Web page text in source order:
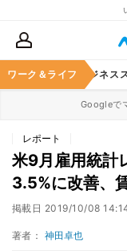
ワーク＆ライフ
キャリア ビジネス
Googleで
レポート
米9月雇用統計
3.5%に改善、
掲載日 2019/10/08
著者： 神田卓也